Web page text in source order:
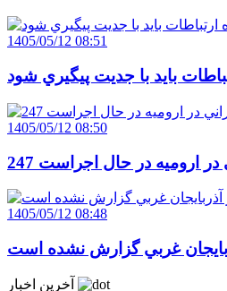
1405/05/12 08:51
بايد با جديت پيگيري شود
1405/05/12 08:50
در اروميه در حال اجراست
1405/05/12 08:48
غربي گزارش نشده است